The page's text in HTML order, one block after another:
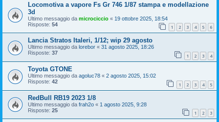
Locomotiva a vapore Fs Gr 746 1/87 stampa e modellazione
3d
Ultimo messaggio da microciccio « 19 ottobre 2025, 18:54
Risposte: 54 1 2 3 4 5 6
Lancia Stratos Italeri, 1/12; wip 29 agosto
Ultimo messaggio da lorebor « 31 agosto 2025, 18:26
Risposte: 37 1 2 3 4
Toyota GTONE
Ultimo messaggio da agoluc78 « 2 agosto 2025, 15:02
Risposte: 42 1 2 3 4 5
RedBull RB19 2023 1/8
Ultimo messaggio da frah2o « 1 agosto 2025, 9:28
Risposte: 25 1 2 3